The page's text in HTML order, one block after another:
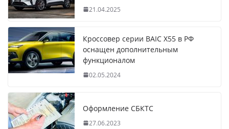
21.04.2025
Кроссовер серии BAIC X55 в РФ
оснащен дополнительным
функционалом
02.05.2024
Оформление СБКТС
27.06.2023